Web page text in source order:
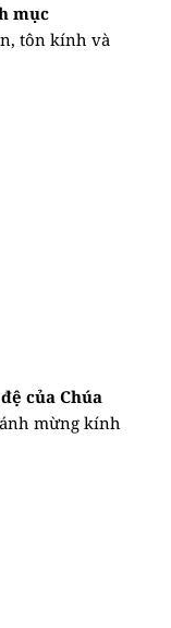
mục
tôn kính và
của Chúa
mừng kính